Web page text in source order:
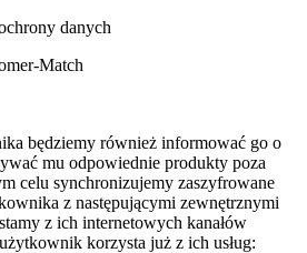
danych
Match
będziemy również informować go o
mu odpowiednie produkty poza
celu synchronizujemy zaszyfrowane
z następującymi zewnętrznymi
z ich internetowych kanałów
korzysta już z ich usług: